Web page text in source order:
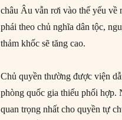
châu Âu vẫn rơi vào thế yếu về
phái theo chủ nghĩa dân tộc,
thảm khốc sẽ tăng cao.
Chủ quyền thường được viện
phòng quốc gia thiếu phối hợp.
quan trọng nhất cho quyền tự